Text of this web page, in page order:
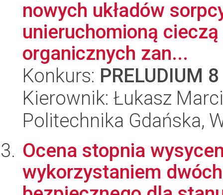
nowych układów
unieruchomioną
organicznych zan...
Konkurs: PRELUDIUM 8
Kierownik: Łukasz
Politechnika Gdańska,
Ocena stopnia
wykorzystaniem